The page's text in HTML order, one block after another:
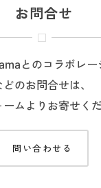
お問合せ
とのコラボレー
どのお問合せは、
ムよりお寄せくだ
問い合わせる